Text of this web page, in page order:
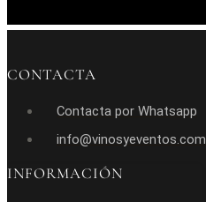
CONTACTA
Contacta por Whatsapp
info@vinosyeventos.com
INFORMACIÓN